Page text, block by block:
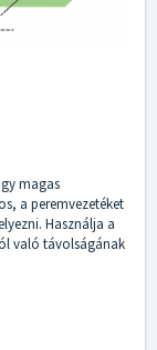
magas
a peremvezetéket
Használja a
való távolságának